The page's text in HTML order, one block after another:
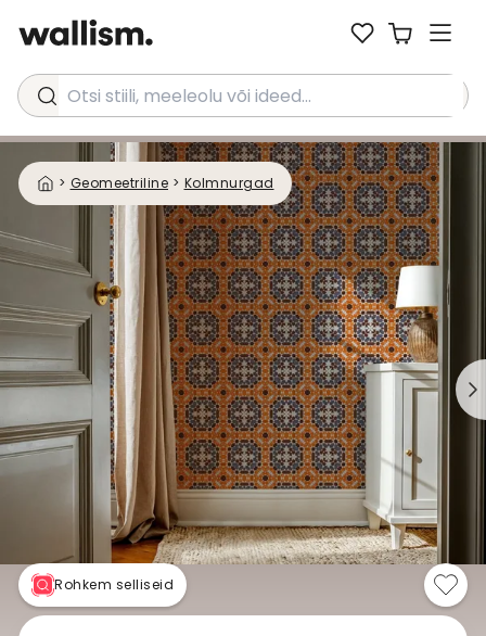
Otsi stiili, meeleolu või ideed...
> Geomeetriline > Kolmnurgad
Rohkem selliseid